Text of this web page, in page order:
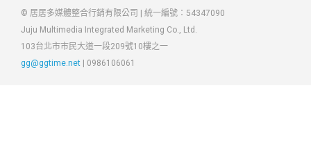
© 居居多媒體整合行銷有限公司 | 統一編號：54347090
Juju Multimedia Integrated Marketing Co., Ltd.
103台北市市民大道一段209號10樓之一
gg@ggtime.net | 0986106061